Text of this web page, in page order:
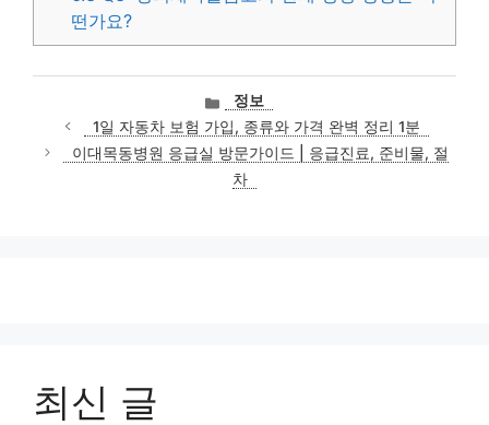
떤가요?
카
테
고
리
정보
1일 자동차 보험 가입, 종류와 가격 완벽 정리 1분
이대목동병원 응급실 방문가이드 | 응급진료, 준비물, 절
차
최신 글